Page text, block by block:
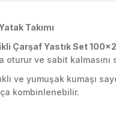
Takımı
Çarşaf Yastık Set
ve sabit kalmasını
ve yumuşak kumaşı
kombinlenebilir.